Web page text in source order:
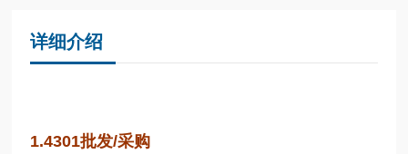
详细介绍
1.4301批发/采购